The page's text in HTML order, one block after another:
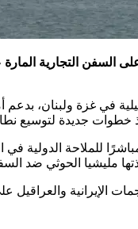
السفن التجارية
في غزة ولبنان،
الدولية في